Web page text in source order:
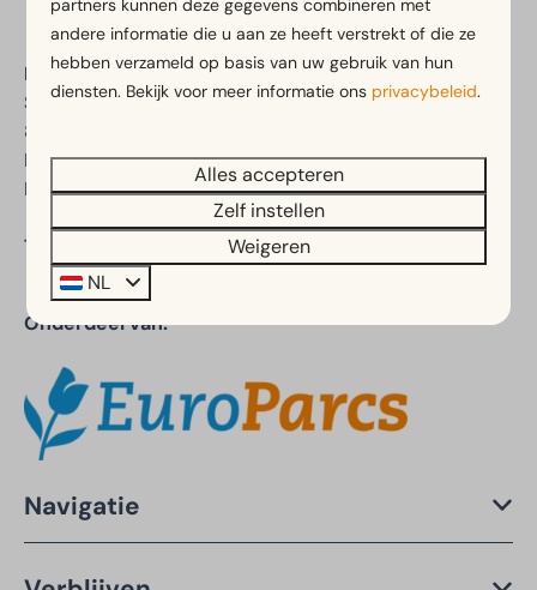
EuroParcs Hindeloopen
Schuilenburg 2
8713 JT Hindeloopen
Friesland
Nederland
Telefoon: +31 (0)85 760 2131
Onderdeel van:
Navigatie
andere informatie die u aan ze heeft verstrekt of die ze
hebben verzameld op basis van uw gebruik van hun
diensten. Bekijk voor meer informatie ons privacybeleid.
Alles accepteren
Zelf instellen
Weigeren
NL